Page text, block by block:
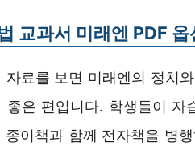
교과서 미래엔 PDF 옵
자료를 보면 미래엔의 정치
좋은 편입니다. 학생들이 자
종이책과 함께 전자책을 병